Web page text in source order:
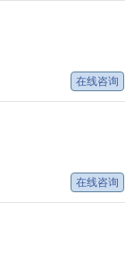
在线咨询
在线咨询